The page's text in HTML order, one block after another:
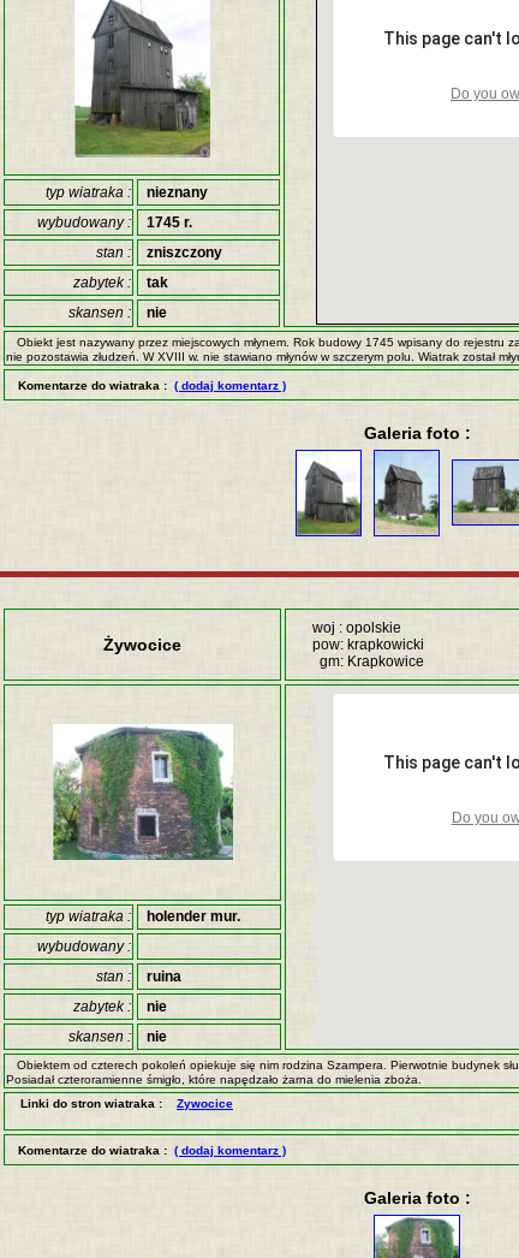
This page can't
Do you
typ wiatraka :
nieznany
wybudowany :
1745 r.
stan :
zniszczony
zabytek :
tak
skansen :
nie
Obiekt jest nazywany przez miejscowych młynem. Rok budowy 1745 wpisany do rejestru
nie pozostawia złudzeń. W XVIII w. nie stawiano młynów w szczerym polu. Wiatrak został
Komentarze do wiatraka : ( dodaj komentarz )
Galeria foto :
Żywocice
woj : opolskie
pow: krapkowicki
gm: Krapkowice
This page can't
Do you
typ wiatraka :
holender mur.
wybudowany :
stan :
ruina
zabytek :
nie
skansen :
nie
Obiektem od czterech pokoleń opiekuje się nim rodzina Szampera. Pierwotnie budynek
Posiadał czteroramienne śmigło, które napędzało żarna do mielenia zboża.
Linki do stron wiatraka :
Zywocice
Komentarze do wiatraka : ( dodaj komentarz )
Galeria foto :